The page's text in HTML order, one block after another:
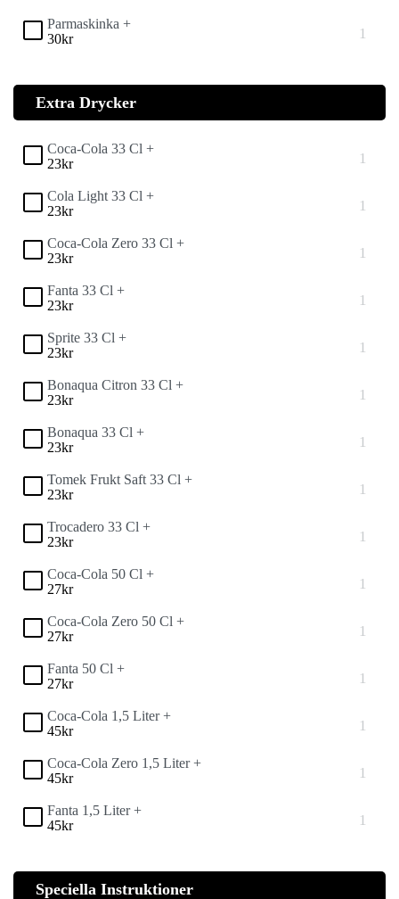
Parmaskinka +
30kr
Extra Drycker
Coca-Cola 33 Cl +
23kr
Cola Light 33 Cl +
23kr
Coca-Cola Zero 33 Cl +
23kr
Fanta 33 Cl +
23kr
Sprite 33 Cl +
23kr
Bonaqua Citron 33 Cl +
23kr
Bonaqua 33 Cl +
23kr
Tomek Frukt Saft 33 Cl +
23kr
Trocadero 33 Cl +
23kr
Coca-Cola 50 Cl +
27kr
Coca-Cola Zero 50 Cl +
27kr
Fanta 50 Cl +
27kr
Coca-Cola 1,5 Liter +
45kr
Coca-Cola Zero 1,5 Liter +
45kr
Fanta 1,5 Liter +
45kr
Speciella Instruktioner